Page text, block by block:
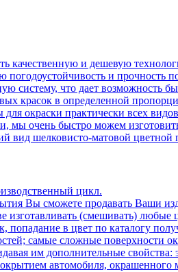
качественную и дешевую
и прочность
систему, что дает возможность
красок в определенной
окраски практически всех
очень быстро можем
вид шелковисто-матовой цветной
цикл.
Вы сможете продавать Ваши
изготавливать (смешивать) любые
попадание в цвет по каталогу
самые сложные поверхности
им дополнительные свойства:
автомобиля, окрашенного